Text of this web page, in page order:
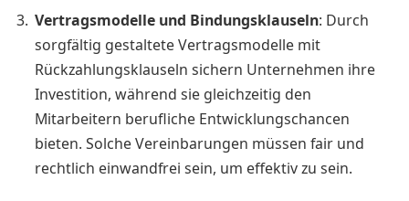
Vertragsmodelle und Bindungsklauseln: Durch
sorgfältig gestaltete Vertragsmodelle mit
Rückzahlungsklauseln sichern Unternehmen ihre
Investition, während sie gleichzeitig den
Mitarbeitern berufliche Entwicklungschancen
bieten. Solche Vereinbarungen müssen fair und
rechtlich einwandfrei sein, um effektiv zu sein.